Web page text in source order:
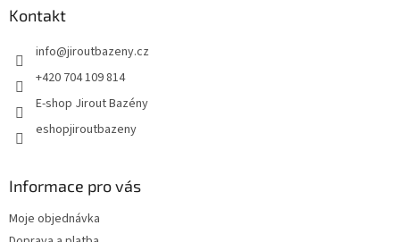
Kontakt
info@jiroutbazeny.cz
+420 704 109 814
E-shop Jirout Bazény
eshopjiroutbazeny
Informace pro vás
Moje objednávka